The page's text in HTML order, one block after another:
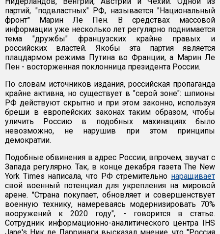
партий, "подвластных" РФ, называется "Национальный
фронт" Марин Ле Пен. В средствах массовой
информации уже несколько лет регулярно поднимается
тема "дружбы" французских крайне правых и
российских властей. Якобы эта партия является
плацдармом режима Путина во Франции, а Марин Ле
Пен - восторженная поклонница президента России.
По словам источников издания, российская пропаганда
крайне активна, но существует в "серой зоне": шпионы
РФ действуют скрытно и при этом законно, используя
бреши в европейских законах таким образом, чтобы
уличить Россию в подобных махинациях было
невозможно, не нарушив при этом принципы
демократии.
Подобные обвинения в адрес России, впрочем, звучат с
Запада регулярно. Так, в конце декабря газета The New
York Times написала, что РФ стремительно наращивает
свой военный потенциал для укрепления на мировой
арене. "Страна покупает, обновляет и совершенствует
военную технику, намереваясь модернизировать 70%
вооружений к 2020 году", - говорится в статье.
Сотрудник информационно-аналитического центра IHS
Jane's Ник де Ларринаги высказал мнение, что "Россия